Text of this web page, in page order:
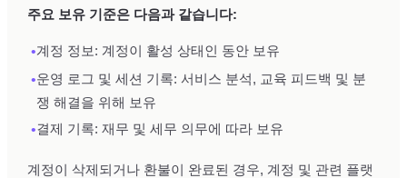
주요 보유 기준은 다음과 같습니다:
•계정 정보: 계정이 활성 상태인 동안 보유
•운영 로그 및 세션 기록: 서비스 분석, 교육 피드백 및 분
쟁 해결을 위해 보유
•결제 기록: 재무 및 세무 의무에 따라 보유
계정이 삭제되거나 환불이 완료된 경우, 계정 및 관련 플랫